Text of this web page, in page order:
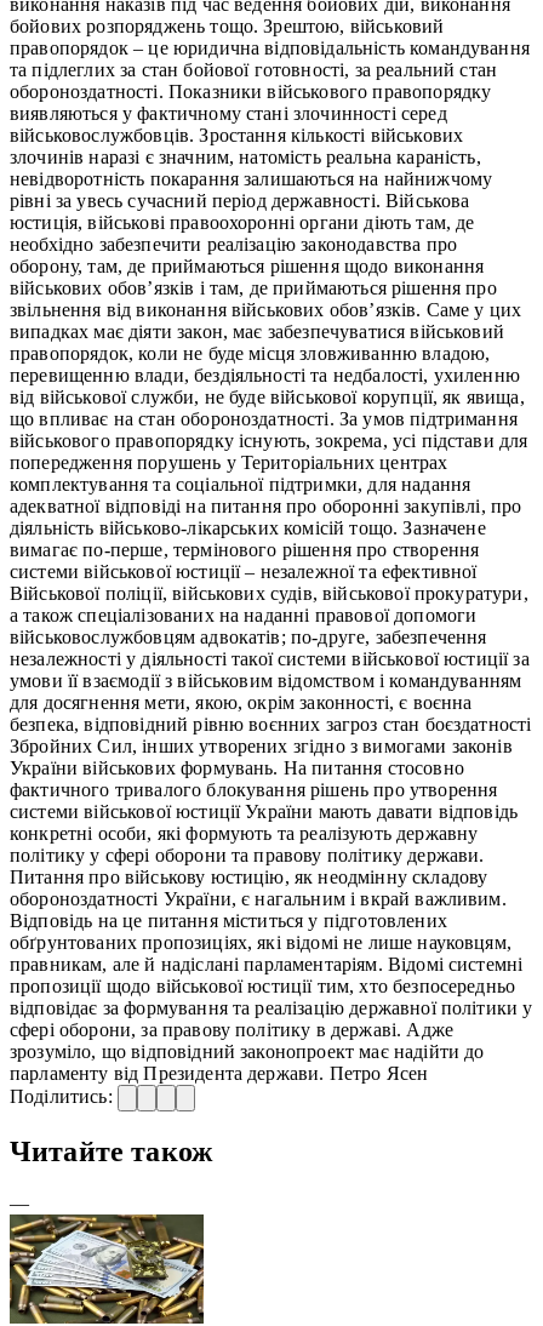
бойових розпоряджень тощо. Зрештою, військовий
правопорядок – це юридична відповідальність командування
та підлеглих за стан бойової готовності, за реальний стан
обороноздатності. Показники військового правопорядку
виявляються у фактичному стані злочинності серед
військовослужбовців. Зростання кількості військових
злочинів наразі є значним, натомість реальна караність,
невідворотність покарання залишаються на найнижчому
рівні за увесь сучасний період державності. Військова
юстиція, військові правоохоронні органи діють там, де
необхідно забезпечити реалізацію законодавства про
оборону, там, де приймаються рішення щодо виконання
військових обов’язків і там, де приймаються рішення про
звільнення від виконання військових обов’язків. Саме у цих
випадках має діяти закон, має забезпечуватися військовий
правопорядок, коли не буде місця зловживанню владою,
перевищенню влади, бездіяльності та недбалості, ухиленню
від військової служби, не буде військової корупції, як явища,
що впливає на стан обороноздатності. За умов підтримання
військового правопорядку існують, зокрема, усі підстави для
попередження порушень у Територіальних центрах
комплектування та соціальної підтримки, для надання
адекватної відповіді на питання про оборонні закупівлі, про
діяльність військово-лікарських комісій тощо. Зазначене
вимагає по-перше, термінового рішення про створення
системи військової юстиції – незалежної та ефективної
Військової поліції, військових судів, військової прокуратури,
а також спеціалізованих на наданні правової допомоги
військовослужбовцям адвокатів; по-друге, забезпечення
незалежності у діяльності такої системи військової юстиції за
умови її взаємодії з військовим відомством і командуванням
для досягнення мети, якою, окрім законності, є воєнна
безпека, відповідний рівню воєнних загроз стан боєздатності
Збройних Сил, інших утворених згідно з вимогами законів
України військових формувань. На питання стосовно
фактичного тривалого блокування рішень про утворення
системи військової юстиції України мають давати відповідь
конкретні особи, які формують та реалізують державну
політику у сфері оборони та правову політику держави.
Питання про військову юстицію, як неодмінну складову
обороноздатності України, є нагальним і вкрай важливим.
Відповідь на це питання міститься у підготовлених
обґрунтованих пропозиціях, які відомі не лише науковцям,
правникам, але й надіслані парламентаріям. Відомі системні
пропозиції щодо військової юстиції тим, хто безпосередньо
відповідає за формування та реалізацію державної політики у
сфері оборони, за правову політику в державі. Адже
зрозуміло, що відповідний законопроект має надійти до
парламенту від Президента держави. Петро Ясен
Поділитись:
Читайте також
—